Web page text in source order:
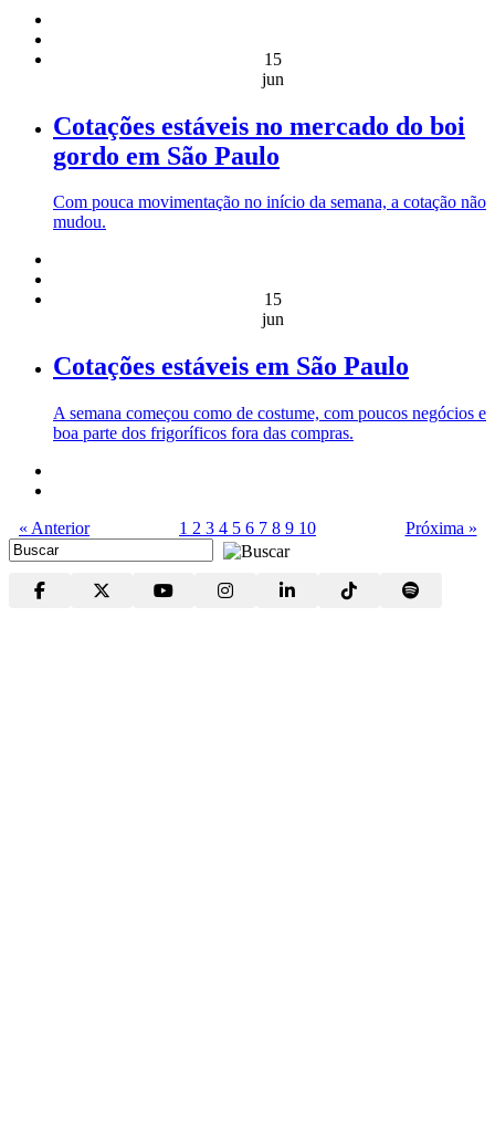
15
jun
Cotações estáveis no mercado do boi
gordo em São Paulo
Com pouca movimentação no início da semana, a cotação não
mudou.
15
jun
Cotações estáveis em São Paulo
A semana começou como de costume, com poucos negócios e
boa parte dos frigoríficos fora das compras.
« Anterior 1 2 3 4 5 6 7 8 9 10 Próxima »